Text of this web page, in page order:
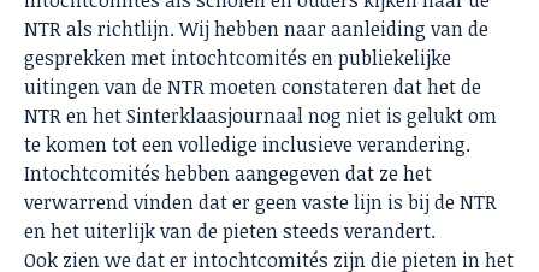
NTR als richtlijn. Wij hebben naar aanleiding van de
gesprekken met intochtcomités en publiekelijke
uitingen van de NTR moeten constateren dat het de
NTR en het Sinterklaasjournaal nog niet is gelukt om
te komen tot een volledige inclusieve verandering.
Intochtcomités hebben aangegeven dat ze het
verwarrend vinden dat er geen vaste lijn is bij de NTR
en het uiterlijk van de pieten steeds verandert.
Ook zien we dat er intochtcomités zijn die pieten in het